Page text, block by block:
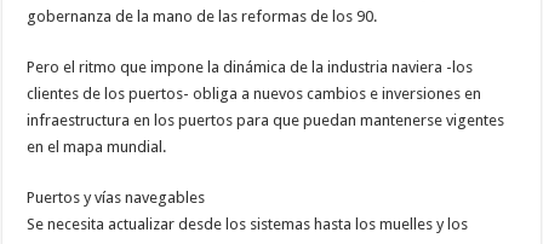
gobernanza de la mano de las reformas de los 90.
Pero el ritmo que impone la dinámica de la industria naviera -los
clientes de los puertos- obliga a nuevos cambios e inversiones en
infraestructura en los puertos para que puedan mantenerse vigentes
en el mapa mundial.
Puertos y vías navegables
Se necesita actualizar desde los sistemas hasta los muelles y los